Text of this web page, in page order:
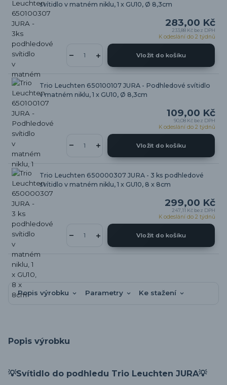
svítidlo v matném niklu, 1 x GU10, Ø 8,3cm
283,00 Kč
233,88 Kč bez DPH
K odeslání do 2 týdnů
Vložit do košíku
Trio Leuchten 650100107 JURA - Podhledové svítidlo
v matném niklu, 1 x GU10, Ø 8,3cm
109,00 Kč
90,08 Kč bez DPH
K odeslání do 2 týdnů
Vložit do košíku
Trio Leuchten 650000307 JURA - 3 ks podhledové
svítidlo v matném niklu, 1 x GU10, 8 x 8cm
299,00 Kč
247,11 Kč bez DPH
K odeslání do 2 týdnů
Vložit do košíku
Popis výrobku Parametry Ke stažení
Popis výrobku
💡Svítidlo do podhledu Trio Leuchten JURA💡